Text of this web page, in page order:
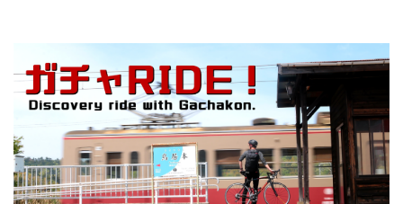
観光・イベント情報
企業情報
採用情報
お問い合わせ一覧